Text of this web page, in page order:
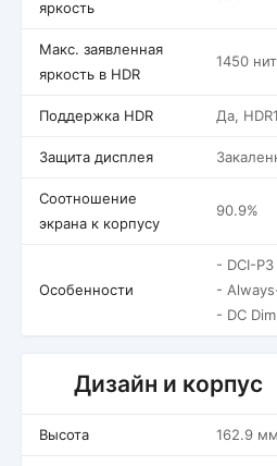
яркость
Макс. заявленная
яркость в HDR
1450 нит
Поддержка HDR Да,
Защита дисплея
Соотношение
экрана к корпусу
90.9%
Особенности
- DCI-P3
-
- DC
Дизайн и корпус
Высота 162.9 мм